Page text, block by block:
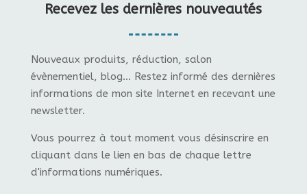
Recevez les dernières nouveautés
Nouveaux produits, réduction, salon
évènementiel, blog... Restez informé des dernières
informations de mon site Internet en recevant une
newsletter.
Vous pourrez à tout moment vous désinscrire en
cliquant dans le lien en bas de chaque lettre
d'informations numériques.